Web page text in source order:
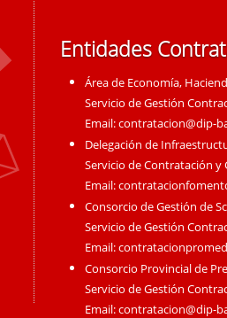
Entidades
Área de Economía,
Servicio de Gestión
Email:contratacion@dip-
Delegación de
Servicio de Contratación y
Email:
Consorcio de Gestión de
Servicio de Gestión
Email:
Consorcio Provincial de
Servicio de Gestión
Email:contratacion@dip-